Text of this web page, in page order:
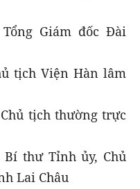
Giám đốc Đài
tịch Viện Hàn lâm
tịch thường trực
Bí thư Tỉnh ủy, Chủ
Lai Châu